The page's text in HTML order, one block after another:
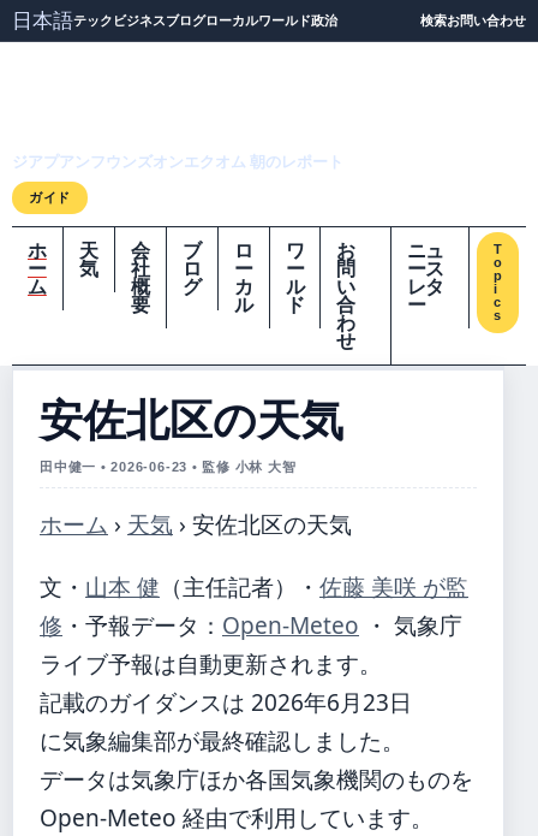
日本語テック ビジネスブログローカルワールド政治 検索お問い合わせ
ジアプアンフウンズオンエクオム 朝のレポート
ガイド
ホ
ー
ム
天
気
会
社
概
要
ブ
ロ
グ
ロ
ー
カ
ル
ワ
ー
ル
ド
お
問
い
合
わ
せ
ニュ
ース
レタ
ー
T
o
p
i
c
s
安佐北区の天気
田中健一 • 2026-06-23 • 監修 小林 大智
ホーム › 天気 › 安佐北区の天気
文・ 山本 健 （主任記者） ・ 佐藤 美咲 が監
修 ・ 予報データ： Open-Meteo ・ 気象庁
ライブ予報は自動更新されます。
記載のガイダンスは 2026年6月23日
に気象編集部が最終確認しました。
データは気象庁ほか各国気象機関のものを
Open-Meteo 経由で利用しています。